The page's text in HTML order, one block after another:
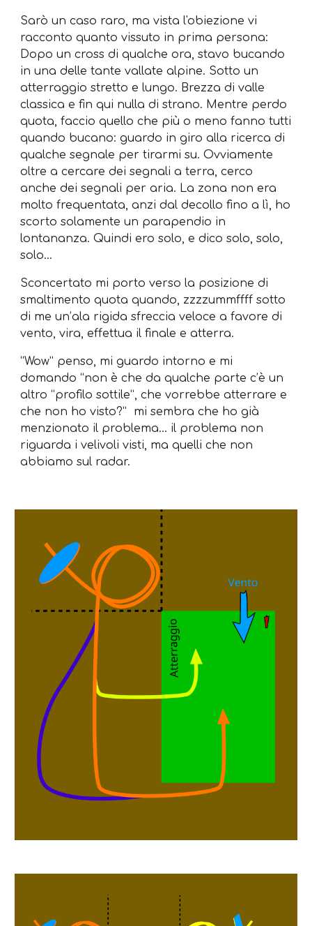
Sarò un caso raro, ma vista l'obiezione vi
racconto quanto vissuto in prima persona:
Dopo un cross di qualche ora, stavo bucando
in una delle tante vallate alpine. Sotto un
atterraggio stretto e lungo. Brezza di valle
classica e fin qui nulla di strano. Mentre perdo
quota, faccio quello che più o meno fanno tutti
quando bucano: guardo in giro alla ricerca di
qualche segnale per tirarmi su. Ovviamente
oltre a cercare dei segnali a terra, cerco
anche dei segnali per aria. La zona non era
molto frequentata, anzi dal decollo fino a lì, ho
scorto solamente un parapendio in
lontananza. Quindi ero solo, e dico solo, solo,
solo…
Sconcertato mi porto verso la posizione di
smaltimento quota quando, zzzzummffff sotto
di me un’ala rigida sfreccia veloce a favore di
vento, vira, effettua il finale e atterra.
“Wow” penso, mi guardo intorno e mi
domando “non è che da qualche parte c’è un
altro “profilo sottile”, che vorrebbe atterrare e
che non ho visto?” mi sembra che ho già
menzionato il problema… il problema non
riguarda i velivoli visti, ma quelli che non
abbiamo sul radar.